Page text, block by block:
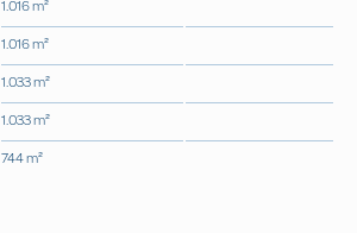
1.016 m²
1.016 m²
1.033 m²
1.033 m²
744 m²